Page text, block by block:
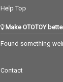
Help Top
Make OTOTOY
Found something
Contact